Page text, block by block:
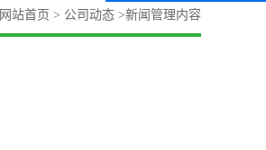
网站首页 > 公司动态 >新闻管理内容